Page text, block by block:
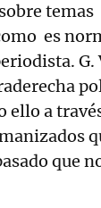
temas
es
G.
ello a
que